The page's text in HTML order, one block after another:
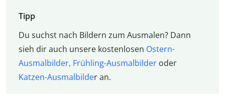
Tipp
Du suchst nach Bildern zum Ausmalen? Dann
sieh dir auch unsere kostenlosen Ostern-
Ausmalbilder, Frühling-Ausmalbilderoder
Katzen-Ausmalbilder an.